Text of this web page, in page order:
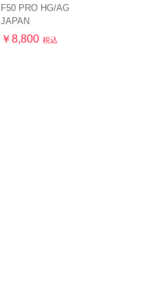
F50 PRO HG/AG
JAPAN
￥8,800 税込